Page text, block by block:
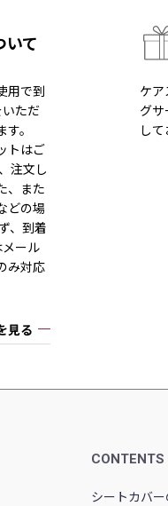
いて
用で到
ただ
。
トはご
注文し
、また
どの場
、到着
ール
み対応
見る
ケ
グ
して
CONTENTS
シートカバ